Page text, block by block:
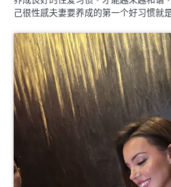
己很性感夫妻要养成的第一个好习惯就